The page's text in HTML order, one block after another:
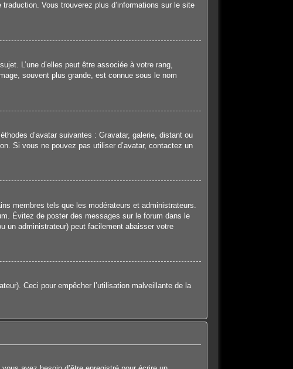
Vous trouverez plus d’informations sur le site
L’une d’elles peut être associée à votre rang,
souvent plus grande, est connue sous le nom
d’avatar suivantes : Gravatar, galerie, distant ou
Si vous ne pouvez pas utiliser d’avatar, contactez un
membres tels que les modérateurs et administrateurs.
Évitez de poster des messages sur le forum dans le
un administrateur) peut facilement abaisser votre
Ceci pour empêcher l’utilisation malveillante de la